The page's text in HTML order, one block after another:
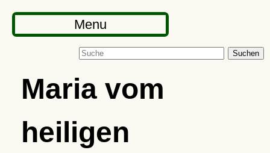
Menu
Suchen
Maria vom
heiligen